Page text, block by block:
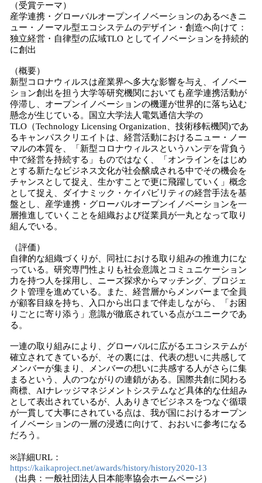
（受賞テーマ）
産学連携・グローバルオープンイノベーションのあるべきニ
ュー・ノーマル型エコシステムのデザイン・創造へ向けて：
独⽴経営・⾃律型の広域TLO としてイノベーションを持続的
に創出
（概要）
新型コロナウィルスは産業界へ多大な影響を与え、イノベー
ション創出を担う大学等研究機関においても産学連携活動が
停滞し、オープンイノベーションの機運が世界的に落ち込む
懸念が生じている。国立大学法人電気通信大学の
TLO（Technology Licensing Organization、技術移転機関)であ
るキャンパスクリエイトは、経営活動におけるニュー・ノー
マルの本質を、「新型コロナウィルスというハンデを背負う
中で経営を持続する」ものではなく、「オンラインをはじめ
とする新たなビジネス文化が社会醸成される中でその機会を
チャンスとして捉え、生かすことで更に飛躍していく」概念
として捉え、ダイナミック・ケイパビリティの経営手法を基
盤とし、産学連携・グローバルオープンイノベーションを一
層推進していくことを組織および従業員が一丸となって取り
組んでいる。
（評価）
自律的な組織づくりが、同社における取り組みの推進力にな
っている。研究専門性よりも社会意識とコミュニケーション
力を持つ人を採用し、ニーズ探求からマッチング、プロジェ
クト管理を進めている。また、経営層からメンバーまで全員
が顧客目線を持ち、入口から出口まで伴走しながら、「お困
りごとに寄り添う」意識が徹底されている点がユニークであ
る。
一連の取り組みにより、グローバルに広がるエコシステムが
確立されてきているが、その裏には、代表の想いに共感して
メンバーが集まり、メンバーの想いに共感する人がさらに集
まるという、人のつながりの連鎖がある。国際共創に関わる
商標、AIナレッジマネジメントシステムなど具体的な仕組み
として表出されているが、人ありきでビジネスをつなぐ循環
が一貫して大事にされている点は、我が国におけるオープン
イノベーションの一層の浸透に向けて、おおいに参考になる
だろう。
※詳細URL：
https://kaikaproject.net/awards/history/history2020-13
（出典：一般社団法人日本能率協会ホームページ）